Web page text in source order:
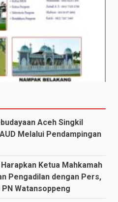
Aceh Singkil
Melalui Pendampingan
Ketua Mahkamah
Pengadilan dengan Pers,
Watansoppeng